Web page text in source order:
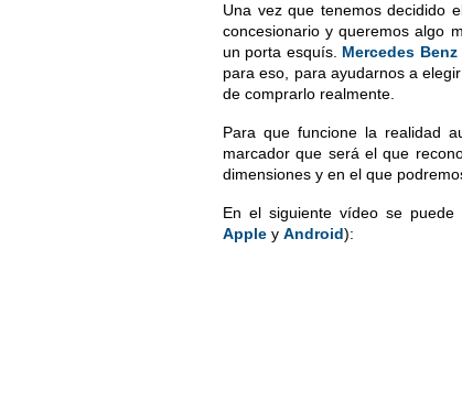
Una vez que tenemos decidido
concesionario y queremos algo
un porta esquís. Mercedes Benz
para eso, para ayudarnos a
de comprarlo realmente.
Para que funcione la realidad
marcador que será el que
dimensiones y en el que
En el siguiente vídeo se puede
Apple y Android):